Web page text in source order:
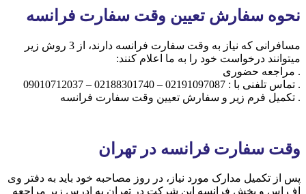
نحوه سفارش تعیین وقت سفارت فرانسه
مسافرانی که نیاز به وقت سفارت فرانسه دارند، از 3 روش زیر
میتوانند درخواست خود را به ما اعلام کنند:
. مراجعه حضوری
. تماس تلفنی با : 02191097087 – 02188301740 – 09010712037
. تکمیل فرم زیر و سفارش تعیین وقت سفارت فرانسه
وقت سفارت فرانسه در تهران
پس از تکمیل مدارک مورد نیاز، در روز مصاحبه خود باید به دفتر وی
اف اس و بخش فرانسه این شرکت در تهران به ادرس زیر مراجعه